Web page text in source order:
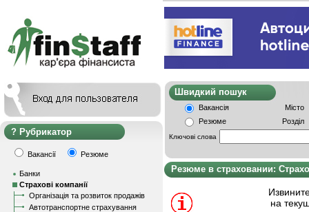
Рубрикатор
Вакансії Резюме
Банки
Страхові компанії
Організація та розвиток продажів
Автотранспортне страхування
Швидкий
Вакансія
Місто
Резюме
Розділ
Ключові слова
Резюме в страховании:
на